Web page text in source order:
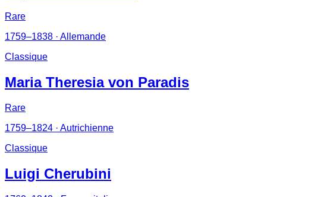
Rare
1759–1838 · Allemande
Classique
Maria Theresia von Paradis
Rare
1759–1824 · Autrichienne
Classique
Luigi Cherubini